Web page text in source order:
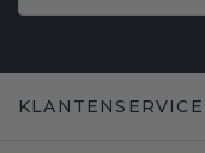
KLANTENSERVICE